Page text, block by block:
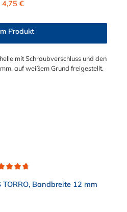
jeglicher Art.
Abstufungen frei wählbar.
4,75 €
Produkt
TORRO, Bandbreite 12 mm